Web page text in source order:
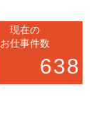
現在の
お仕事件数
638